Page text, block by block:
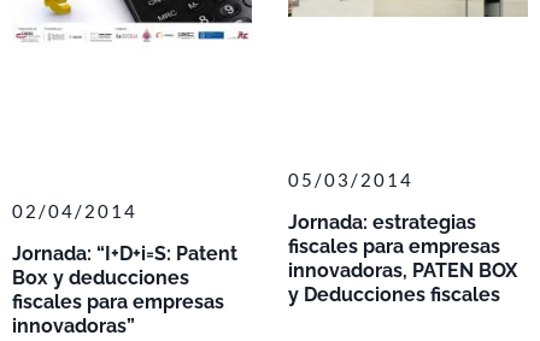
Jornada: “I+D+i=S: Patent
Box y deducciones
fiscales para empresas
innovadoras”
02/04/2014
Jornada: estrategias
fiscales para empresas
innovadoras, PATEN BOX
y Deducciones fiscales
05/03/2014